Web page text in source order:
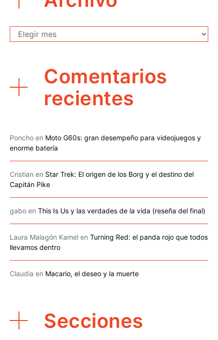
Archivo
Comentarios
recientes
Poncho en Moto G60s: gran desempeño para videojuegos y
enorme batería
Cristian en Star Trek: El origen de los Borg y el destino del
Capitán Pike
gabo en This Is Us y las verdades de la vida (reseña del final)
Laura Malagón Kamel en Turning Red: el panda rojo que todos
llevamos dentro
Claudia en Macario, el deseo y la muerte
Secciones